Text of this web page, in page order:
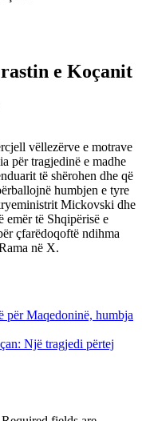
e Koçanit
vëllezërve e motrave
për tragjedinë e madhe
të shërohen dhe që
humbjen e tyre
Mickovski dhe
emër të Shqipërisë e
çfarëdoqoftë ndihma
në X.
për Maqedoninë, humbja
Një tragjedi përtej